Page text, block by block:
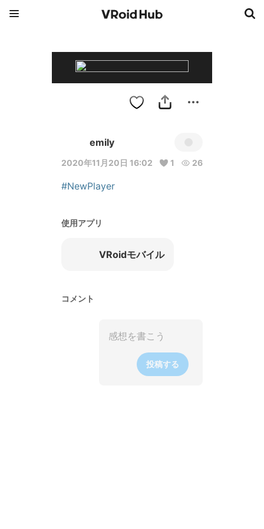
emily
2020年11月20日 16:02 1 26
#NewPlayer
使用アプリ
VRoidモバイル
コメント
投稿する